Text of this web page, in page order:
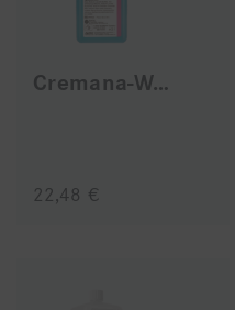
Cremana-Wash - AP3518 1L de solution lavante
22,48 €